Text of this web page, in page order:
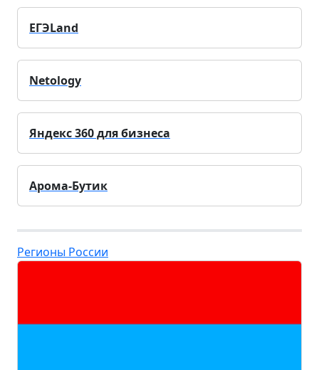
ЕГЭLand
Netology
Яндекс 360 для бизнеса
Арома-Бутик
Регионы России